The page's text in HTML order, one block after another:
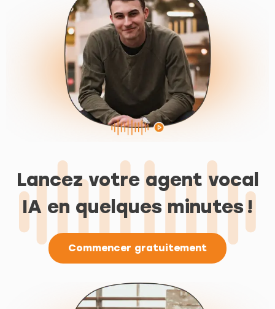
Lancez votre agent vocal
IA en quelques minutes !
Commencer gratuitement